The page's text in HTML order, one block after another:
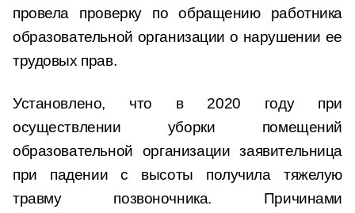
провела проверку по обращению работника
образовательной организации о нарушении ее
трудовых прав.
Установлено, что в 2020 году при
осуществлении уборки помещений
образовательной организации заявительница
при падении с высоты получила тяжелую
травму позвоночника. Причинами